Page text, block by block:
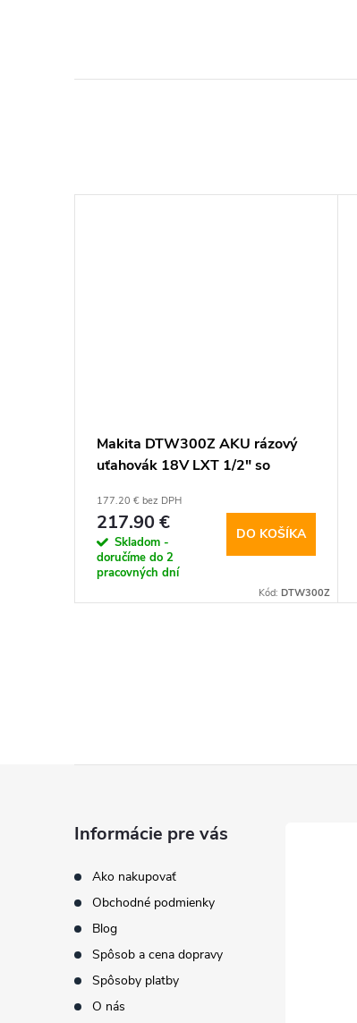
Makita DTW300Z AKU rázový
uťahovák 18V LXT 1/2" so
batérie)
177.20 € bez DPH
217.90 €
Skladom -
doručíme do 2
pracovných dní
DO KOŠÍKA
Kód: DTW300Z
Informácie pre vás
Ako nakupovať
Obchodné podmienky
Blog
Spôsob a cena dopravy
Spôsoby platby
O nás